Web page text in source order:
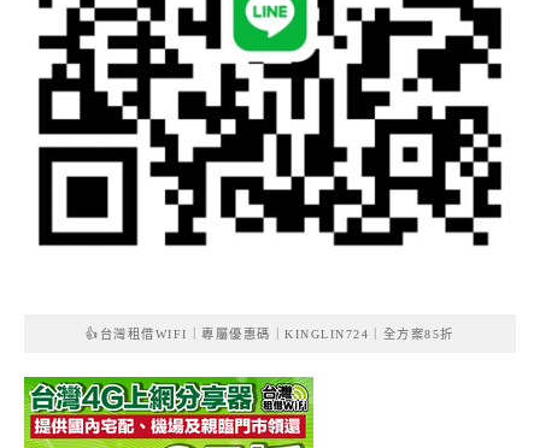
👍台灣租借WIFI｜專屬優惠碼｜KINGLIN724｜全方案85折